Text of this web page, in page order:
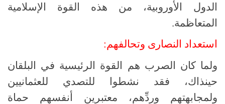
الدول الأوروبية، من هذه القوة الإسلامية
المتعاظمة.
استعداد النصارى وتحالفهم:
ولما كان الصرب هم القوة الرئيسية في البلقان
حينذاك، فقد نشطوا للتصدي للعثمانيين
ولمجابهتهم وردِّهم، معتبرين أنفسهم حماة